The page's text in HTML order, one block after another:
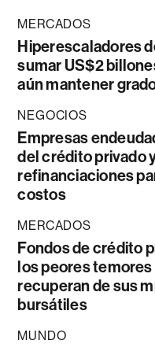
MERCADOS
Hiperescaladores
sumar US$2
aún mantener
NEGOCIOS
Empresas
del crédito privado
refinanciaciones
costos
MERCADOS
Fondos de crédito
los peores temores
recuperan de sus
bursátiles
MUNDO